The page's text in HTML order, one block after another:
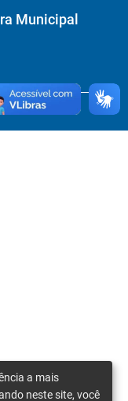
Municipal
a mais
neste site, você